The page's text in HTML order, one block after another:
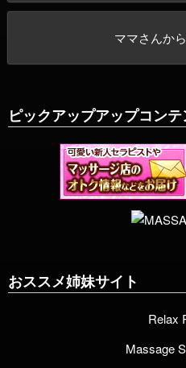
ママさんか
ピックアップアップコンテ
おススメ姉妹サイト
Relax
Massage